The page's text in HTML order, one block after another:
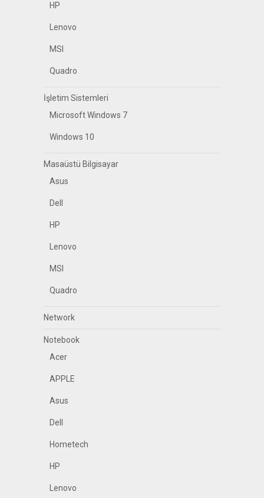
HP
Lenovo
MSI
Quadro
İşletim Sistemleri
Microsoft Windows 7
Windows 10
Masaüstü Bilgisayar
Asus
Dell
HP
Lenovo
MSI
Quadro
Network
Notebook
Acer
APPLE
Asus
Dell
Hometech
HP
Lenovo